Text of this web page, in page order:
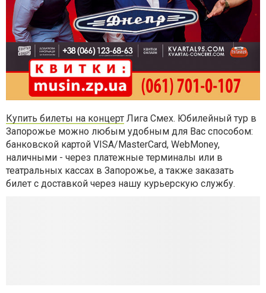
Купить билеты на концерт Лига Смех. Юбилейный тур в
Запорожье можно любым удобным для Вас способом:
банковской картой VISA/MasterCard, WebMoney,
наличными - через платежные терминалы или в
театральных кассах в Запорожье, а также заказать
билет с доставкой через нашу курьерскую службу.